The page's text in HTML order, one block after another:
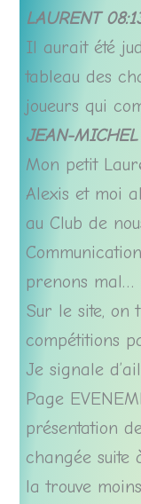
LAURENT
Il aurait été
tableau des
joueurs qui
JEAN-
Mon petit
Alexis et moi
au Club de
prenons mal…
Sur le site, on
compétitions
Je signale
Page
présentation
changée
la trouve